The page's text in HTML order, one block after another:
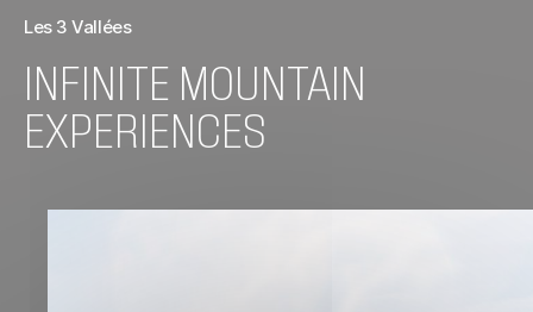
Les 3 Vallées
INFINITE MOUNTAIN
EXPERIENCES